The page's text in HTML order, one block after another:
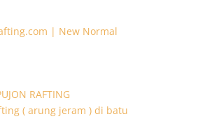
| New Normal
RAFTING
( arung jeram ) di batu